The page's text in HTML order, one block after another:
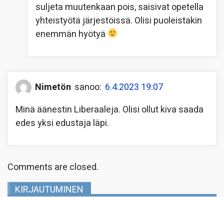
suljeta muutenkaan pois, saisivat opetella
yhteistyötä järjestöissä. Olisi puoleistakin
enemmän hyötyä
Nimetön sanoo: 6.4.2023 19:07
Minä äänestin Liberaaleja. Olisi ollut kiva saada
edes yksi edustaja läpi.
Comments are closed.
KIRJAUTUMINEN